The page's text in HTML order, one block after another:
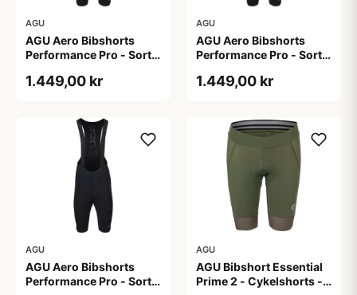
AGU
AGU Aero Bibshorts
Performance Pro - Sort -
1.449,00 kr
AGU
AGU Aero Bibshorts
Performance Pro - Sort -
1.449,00 kr
AGU
AGU Aero Bibshorts
Performance Pro - Sort -
AGU
AGU Bibshort Essential
Prime 2 - Cykelshorts -